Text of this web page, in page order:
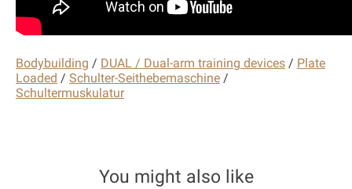
Bodybuilding / DUAL / Dual-arm training devices / Plate
Loaded / Schulter-Seithebemaschine /
Schultermuskulatur
You might also like